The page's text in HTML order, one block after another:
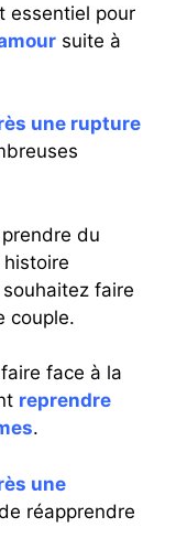
essentiel pour
suite à
une rupture
du
faire
couple.
face à la
reprendre
.
une
réapprendre